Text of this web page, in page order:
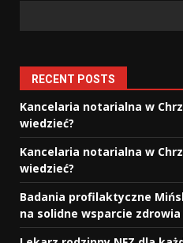
RECENT POSTS
Kancelaria notarialna w
wiedzieć?
Kancelaria notarialna w
wiedzieć?
Badania profilaktyczne
na solidne wsparcie zdrowia